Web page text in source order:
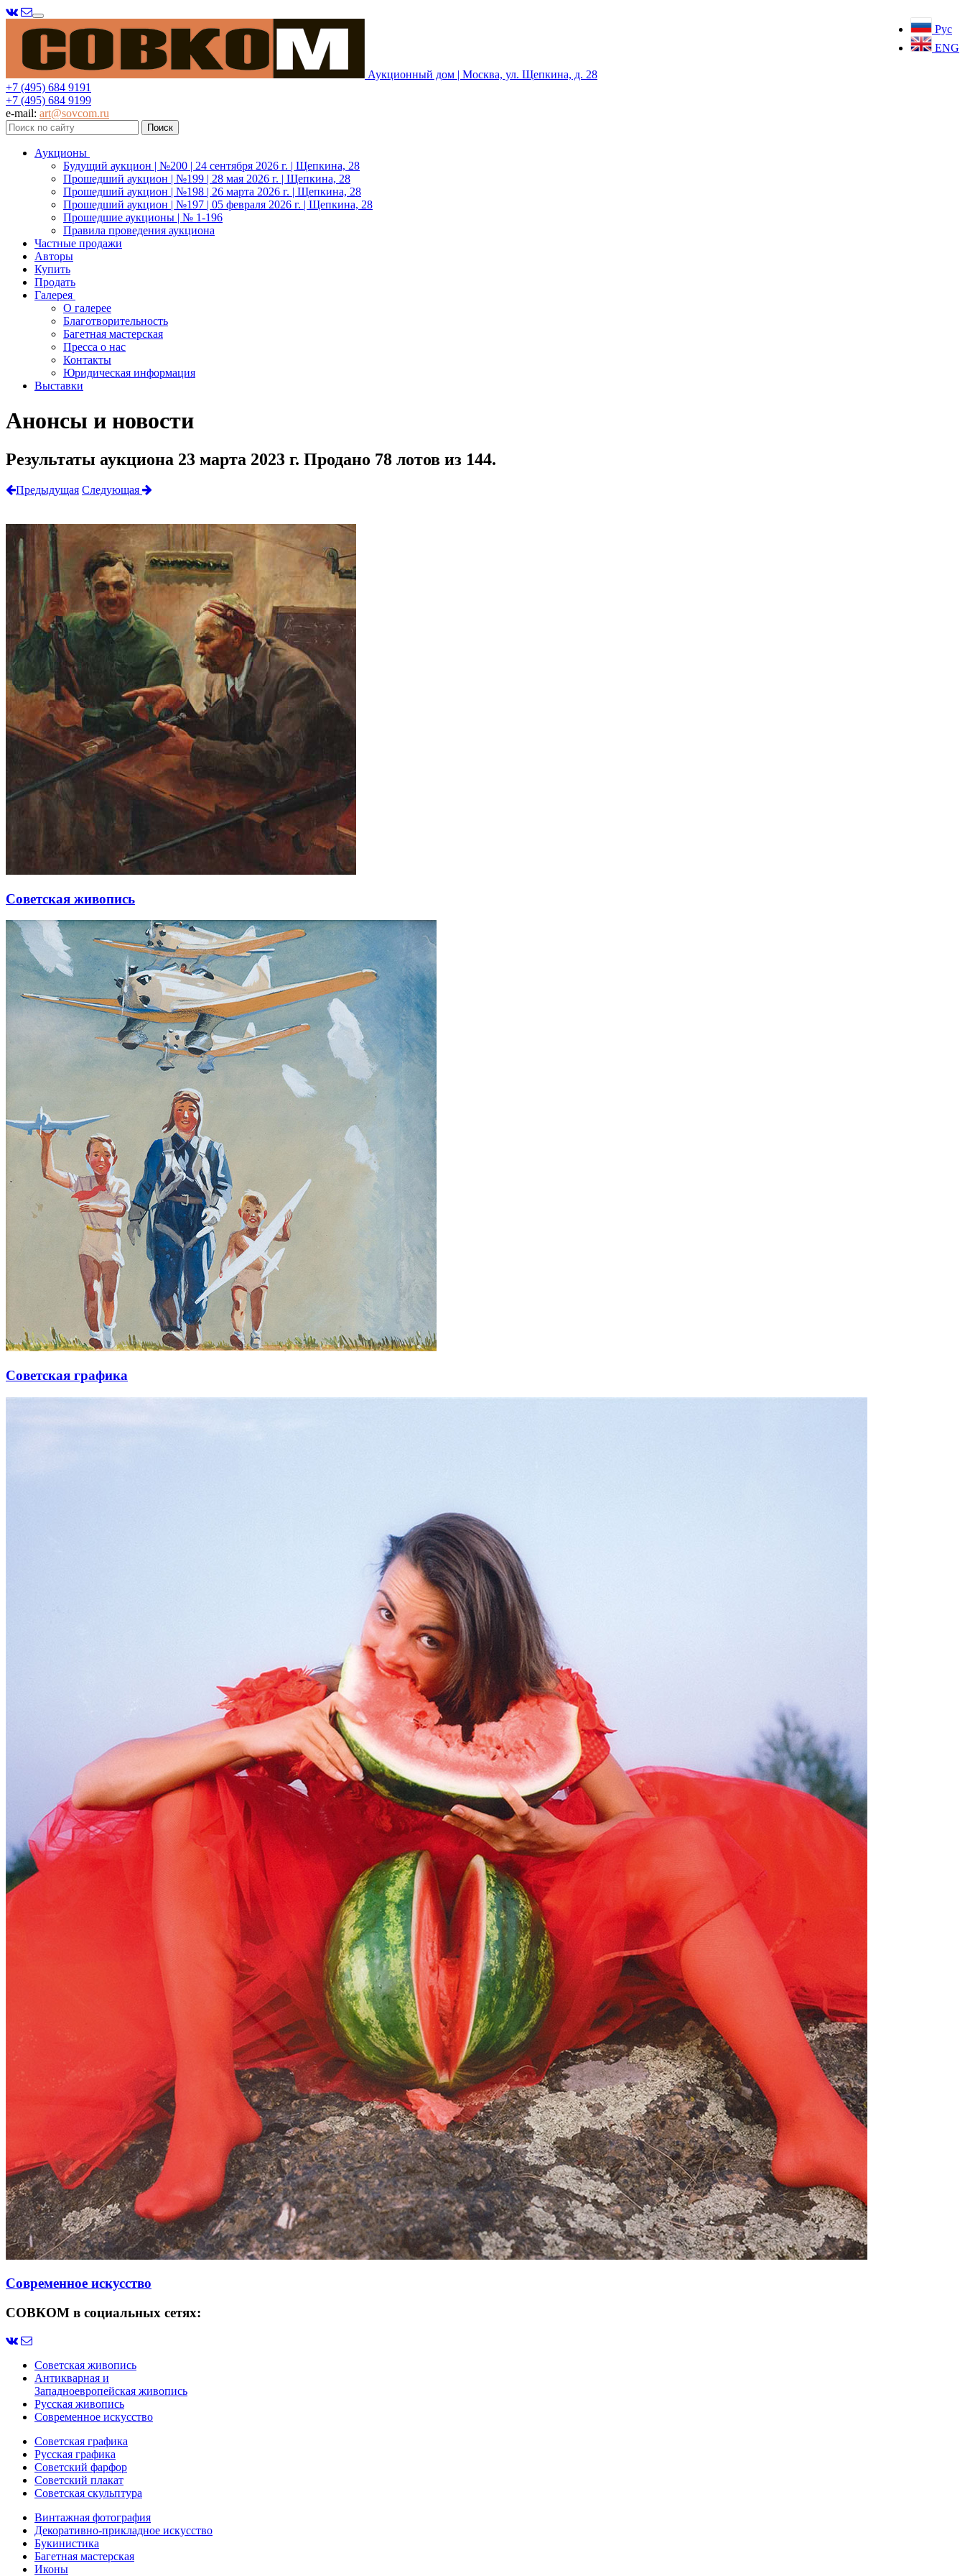
Рус
ENG
Меню
Аукционный дом | Москва, ул. Щепкина, д. 28
+7 (495) 684 9191
+7 (495) 684 9199
e-mail: art@sovcom.ru
Аукционы
Будущий аукцион | №200 | 24 сентября 2026 г. | Щепкина, 28
Прошедший аукцион | №199 | 28 мая 2026 г. | Щепкина, 28
Прошедший аукцион | №198 | 26 марта 2026 г. | Щепкина, 28
Прошедший аукцион | №197 | 05 февраля 2026 г. | Щепкина, 28
Прошедшие аукционы | № 1-196
Правила проведения аукциона
Частные продажи
Авторы
Купить
Продать
Галерея
О галерее
Благотворительность
Багетная мастерская
Пресса о нас
Контакты
Юридическая информация
Выставки
Анонсы и новости
Результаты аукциона 23 марта 2023 г. Продано 78 лотов из 144.
Предыдущая Следующая
Советская живопись
Советская графика
Современное искусство
СОВКОМ в социальных сетях:
Советская живопись
Антикварная и
Западноевропейская живопись
Русская живопись
Современное искусство
Советская графика
Русская графика
Советский фарфор
Советский плакат
Советская скульптура
Винтажная фотография
Декоративно-прикладное искусство
Букинистика
Багетная мастерская
Иконы